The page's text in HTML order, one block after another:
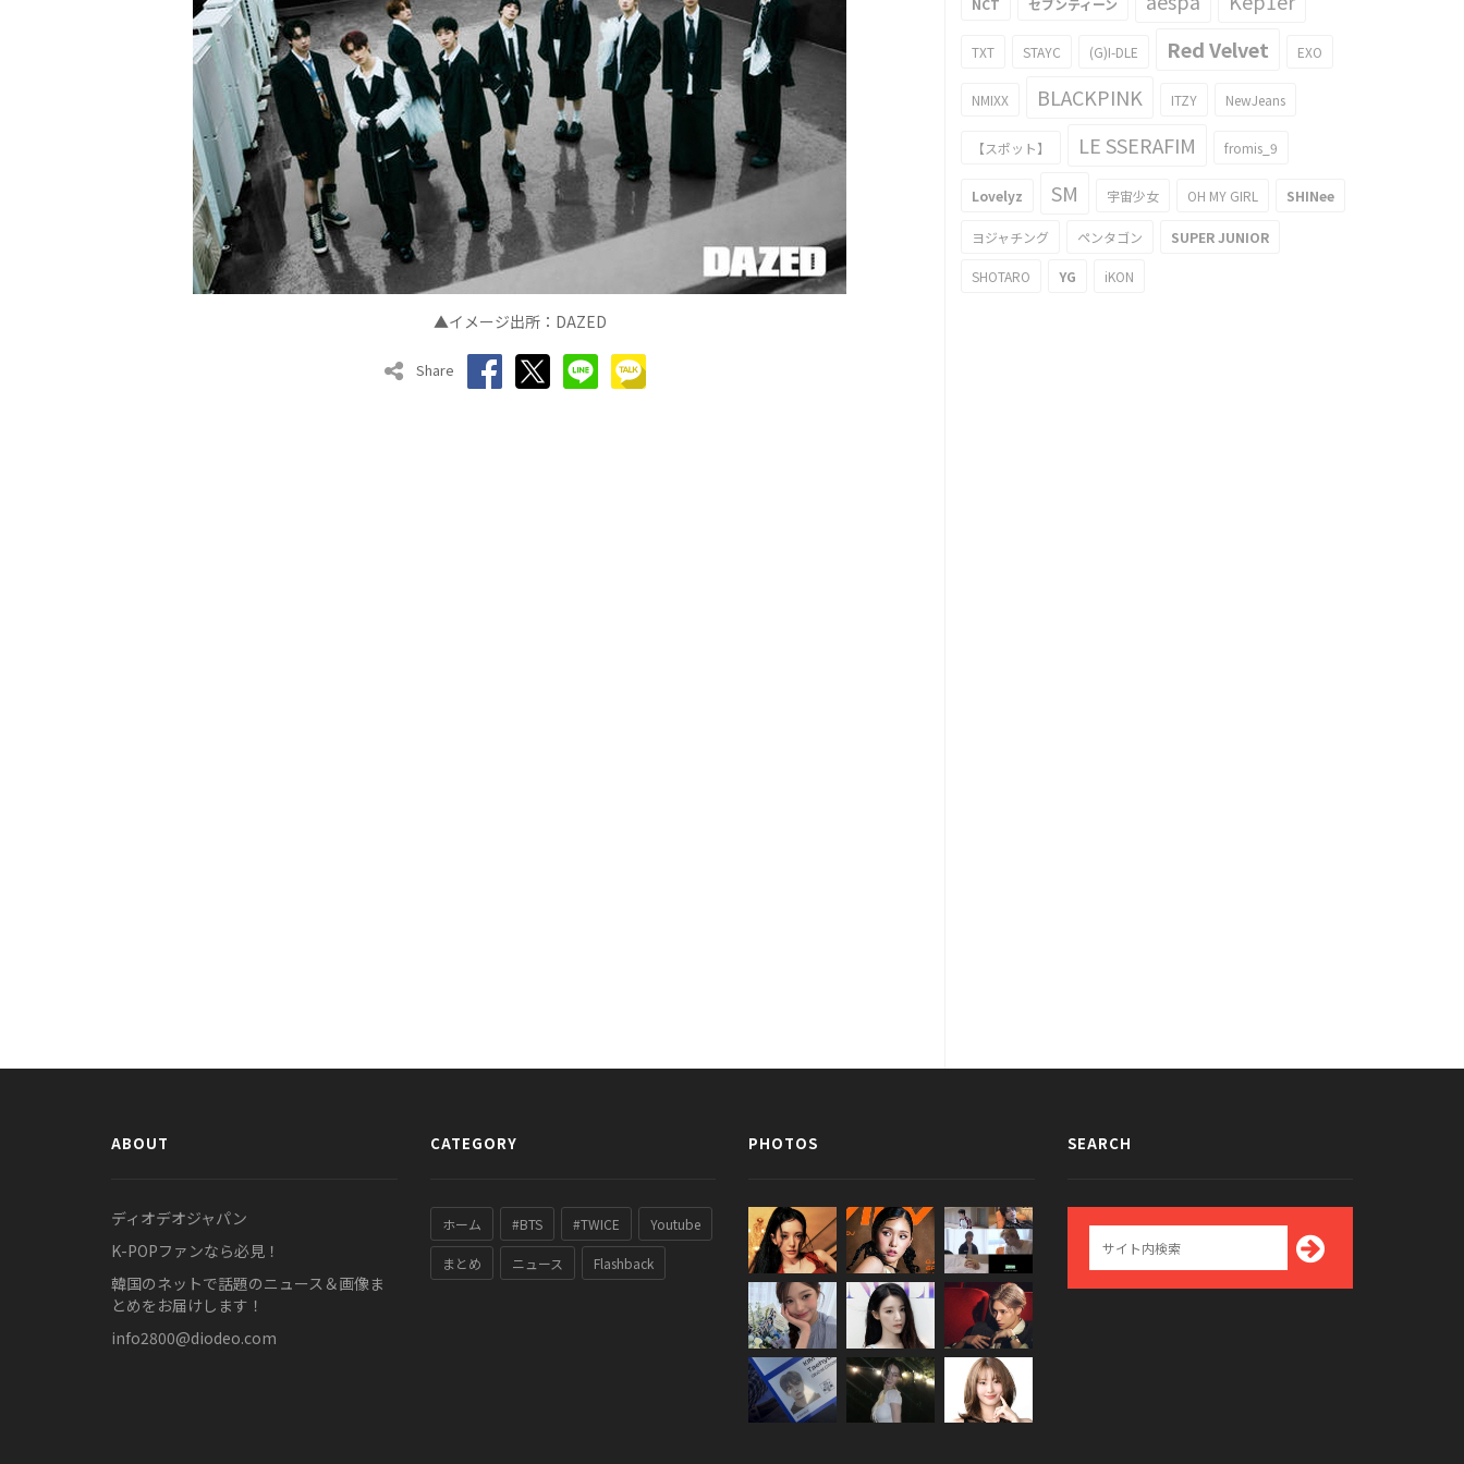
▲イメージ出所：DAZED
Share
NCT セブンティーン
TXT STAYC (G)I-DLE Red Velvet EXO
NMIXX BLACKPINK ITZY NewJeans
【スポット】 LE SSERAFIM fromis_9
Lovelyz SM 宇宙少女 OH MY GIRL SHINee
ヨジャチング ペンタゴン SUPER JUNIOR
SHOTARO YG iKON
ABOUT
ディオデオジャパン
K-POPファンなら必見！
韓国のネットで話題のニュース＆画像ま
とめをお届けします！
info2800@diodeo.com
CATEGORY
ホーム #BTS #TWICE Youtube
まとめ ニュース Flashback
PHOTOS SEARCH